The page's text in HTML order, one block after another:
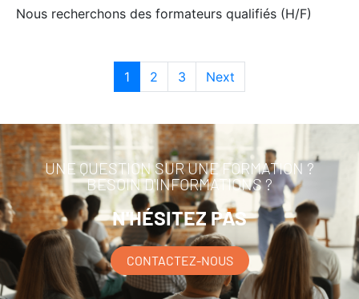
Nous recherchons des formateurs qualifiés (H/F)
1 2 3 Next
UNE QUESTION SUR UNE FORMATION ?
BESOIN D'INFORMATIONS ?
N'HÉSITEZ PAS
CONTACTEZ-NOUS